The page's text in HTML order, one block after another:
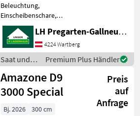
Beleuchtung,
Einscheibenschare,
Extrastriegel,
Fahrgassenschaltung,
Fahrwerk Compass -
Andruckrollen Saat und
Pflege Drillmaschinen
LH Pregarten-Gallneukirchen, Pregarten
4224 Wartberg
Saat und
Pflege /
Pöttinger
Premium Plus Händler
Amazone D9
3000 Special
Preis
auf
Anfrage
Bj. 2026
300 cm